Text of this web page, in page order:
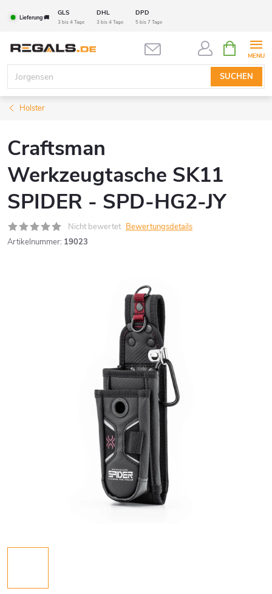
InhaltLieferung 🚚
GLS DHL DPD
3 bis 4 Tage 3 bis 4 Tage 5 bis 7 Tage
SUCHEN
Holster
Craftsman
Werkzeugtasche SK11
SPIDER - SPD-HG2-JY
Nicht bewertet Bewertungsdetails
Artikelnummer: 19023